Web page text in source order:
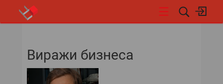
Виражи бизнеса